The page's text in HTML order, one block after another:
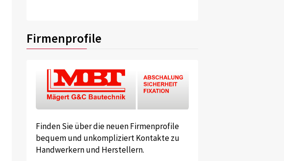
Firmenprofile
Finden Sie über die neuen Firmenprofile
bequem und unkompliziert Kontakte zu
Handwerkern und Herstellern.